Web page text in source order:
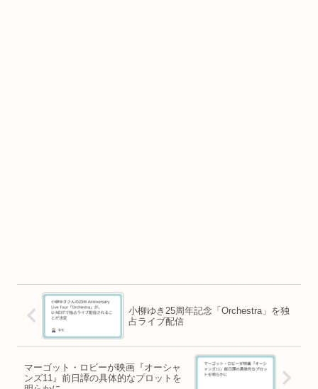
小柳ゆき25周年記念「Orchestra」を独
占ライブ配信
マーゴット・ロビーが映画『オーシャ
ンズ11』前日譚の具体的なプロットを